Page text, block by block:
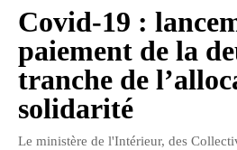
Covid-19 :
paiement de la
tranche de
solidarité
Le ministère de l'Intérieur, des